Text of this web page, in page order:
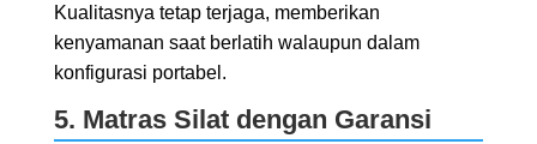
Kualitasnya tetap terjaga, memberikan
kenyamanan saat berlatih walaupun dalam
konfigurasi portabel.
5. Matras Silat dengan Garansi